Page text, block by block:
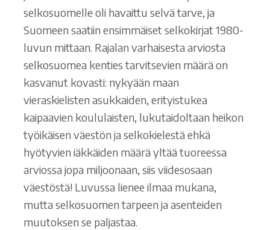
selkosuomelle oli havaittu selvä tarve, ja
Suomeen saatiin ensimmäiset selkokirjat 1980-
luvun mittaan. Rajalan varhaisesta arviosta
selkosuomea kenties tarvitsevien määrä on
kasvanut kovasti: nykyään maan
vieraskielisten asukkaiden, erityistukea
kaipaavien koululaisten, lukutaidoltaan heikon
työikäisen väestön ja selkokielestä ehkä
hyötyvien iäkkäiden määrä yltää tuoreessa
arviossa jopa miljoonaan, siis viidesosaan
väestöstä! Luvussa lienee ilmaa mukana,
mutta selkosuomen tarpeen ja asenteiden
muutoksen se paljastaa.